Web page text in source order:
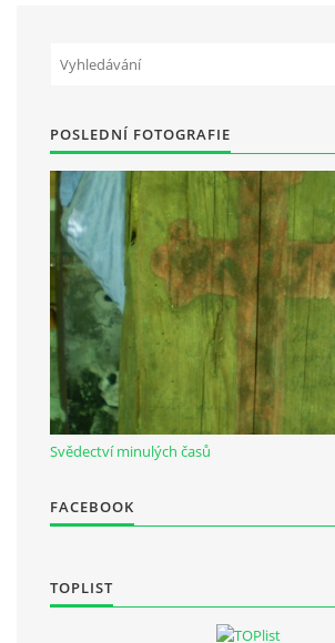
Občanská vzdělávací jednota "Komenský" v
Chocerady 4
257 24 Chocerady
IČ: 498 28 614
Kontaktní osoba:
Mgr. Miroslava Cinkeisová
723 967 851
© 2026 eStránky.cz |
POSLEDNÍ FOTOGRAFIE
Svědectví minulých časů
FACEBOOK
TOPLIST